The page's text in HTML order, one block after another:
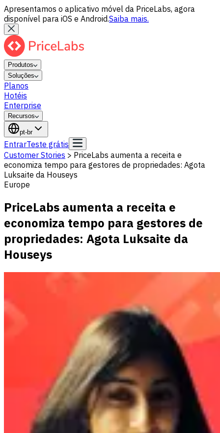
Apresentamos o aplicativo móvel da PriceLabs, agora
disponível para iOS e Android.Saiba mais.
Produtos
Soluções
Planos
Hotéis
Enterprise
Recursos
pt-br
EntrarTeste grátis
Customer Stories > PriceLabs aumenta a receita e
economiza tempo para gestores de propriedades: Agota
Luksaite da Houseys
Europe
PriceLabs aumenta a receita e
economiza tempo para gestores de
propriedades: Agota Luksaite da
Houseys